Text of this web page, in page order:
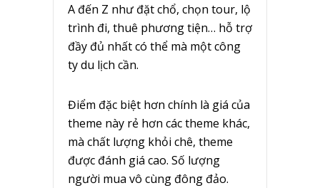
A đến Z như đặt chổ, chọn tour, lộ
trình đi, thuê phương tiện… hỗ trợ
đầy đủ nhất có thể mà một công
ty du lịch cần.
Điểm đặc biệt hơn chính là giá của
theme này rẻ hơn các theme khác,
mà chất lượng khỏi chê, theme
được đánh giá cao. Số lượng
người mua vô cùng đông đảo.